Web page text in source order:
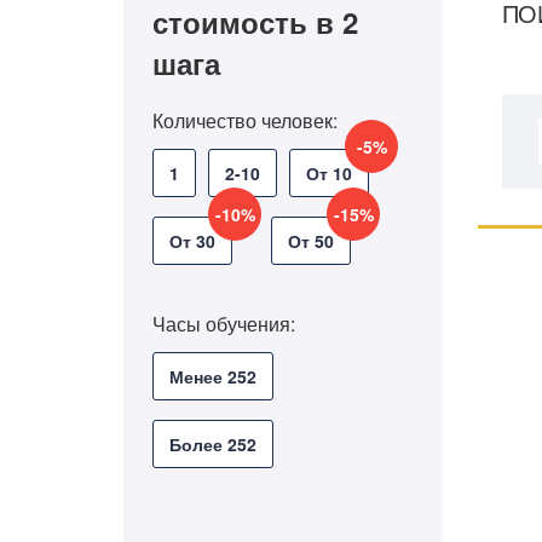
стоимость в 2
шага
Количество человек:
1 2-10 От 10
-5%
От 30
-10%
От 50
-15%
Часы обучения:
Менее 252
Более 252